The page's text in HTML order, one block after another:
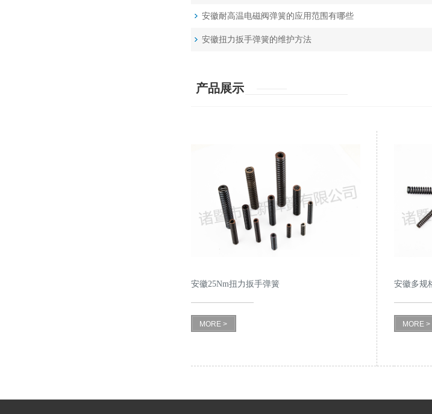
安徽耐高温电磁阀弹簧的应用范围有哪些
安徽扭力扳手弹簧的维护方法
产品展示
安徽25Nm扭力扳手弹簧
MORE >
安徽多规
MORE >